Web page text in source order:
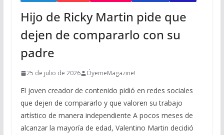
Hijo de Ricky Martin pide que
dejen de compararlo con su
padre
25 de julio de 2026 ÓyemeMagazine!
El joven creador de contenido pidió en redes sociales
que dejen de compararlo y que valoren su trabajo
artístico de manera independiente A pocos meses de
alcanzar la mayoría de edad, Valentino Martin decidió